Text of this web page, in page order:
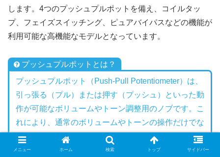
します。4つのプッシュプルポットを備え、コイルタッ
プ、フェイズスイッチング、ピュアバイパスなどの機能が
利用可能な高機能なモデルとなっています。
プッシュプルポットとは？
プッシュプルポット（Push-Pull Potentiometer）は、
引っ張る（プル）または押す（プッシュ）といった動
作が可能なボリュームやトーン調整用のノブです。こ
れにより、通常のボリュームやトーンの操作だけでな
く、追加の機能を組み込むことができます。例えば、
ハムバッカーの搭載されたギターでは、プッシュプル
メニュー ホーム 検索 トップ サイドバー